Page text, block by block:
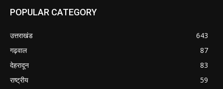
POPULAR CATEGORY
उत्तराखंड
643
गढ़वाल
87
देहरादून
83
राष्ट्रीय
59